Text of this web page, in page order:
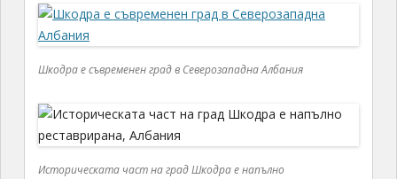
Шкодра е съвременен град в Северозападна Албания
Историческата част на град Шкодра е напълно